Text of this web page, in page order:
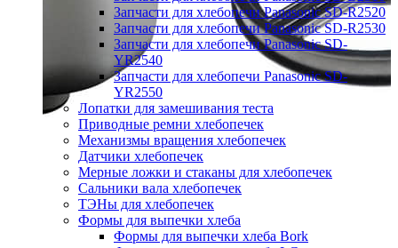
Запчасти для хлебопечи Panasonic SD-R2520
Запчасти для хлебопечи Panasonic SD-R2530
Запчасти для хлебопечи Panasonic SD-
YR2540
Запчасти для хлебопечи Panasonic SD-
YR2550
Лопатки для замешивания теста
Приводные ремни хлебопечек
Механизмы вращения хлебопечек
Датчики хлебопечек
Мерные ложки и стаканы для хлебопечек
Сальники вала хлебопечек
ТЭНы для хлебопечек
Формы для выпечки хлеба
Формы для выпечки хлеба Bork